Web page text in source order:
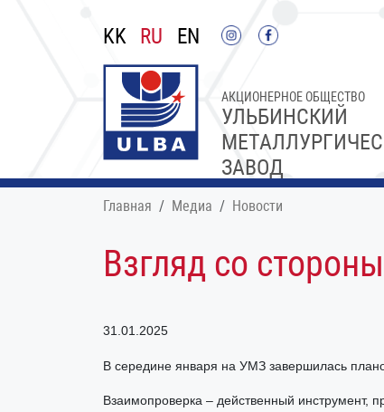
KK RU EN
УЛЬБИНСКИЙ
ЗАВОД
АКЦИОНЕРНОЕ ОБЩЕСТВО
Главная Медиа Новости
Взгляд со стороны
31.01.2025
В середине января на УМЗ завершилась
Взаимопроверка – действенный инструмент,